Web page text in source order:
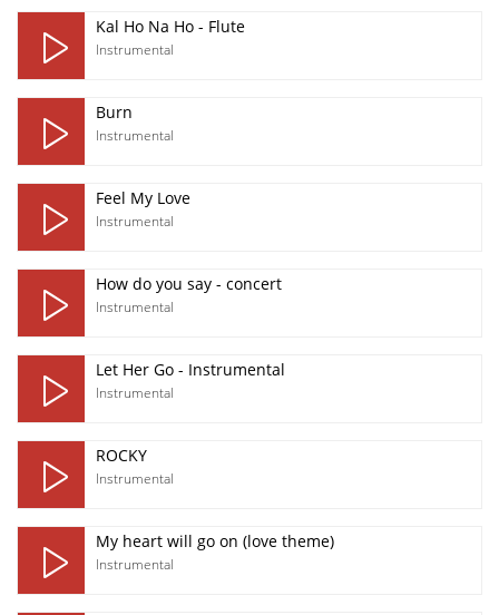
Kal Ho Na Ho - Flute
Instrumental
Burn
Instrumental
Feel My Love
Instrumental
How do you say - concert
Instrumental
Let Her Go - Instrumental
Instrumental
ROCKY
Instrumental
My heart will go on (love theme)
Instrumental